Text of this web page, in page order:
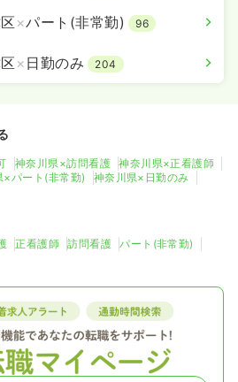
×パート(非常勤) 96
× 日勤のみ 204
神奈川県×訪問看護
神奈川県×正看護師
×パート(非常勤) 神奈川県×日勤のみ
正看護師 訪問看護
パート(非常勤)